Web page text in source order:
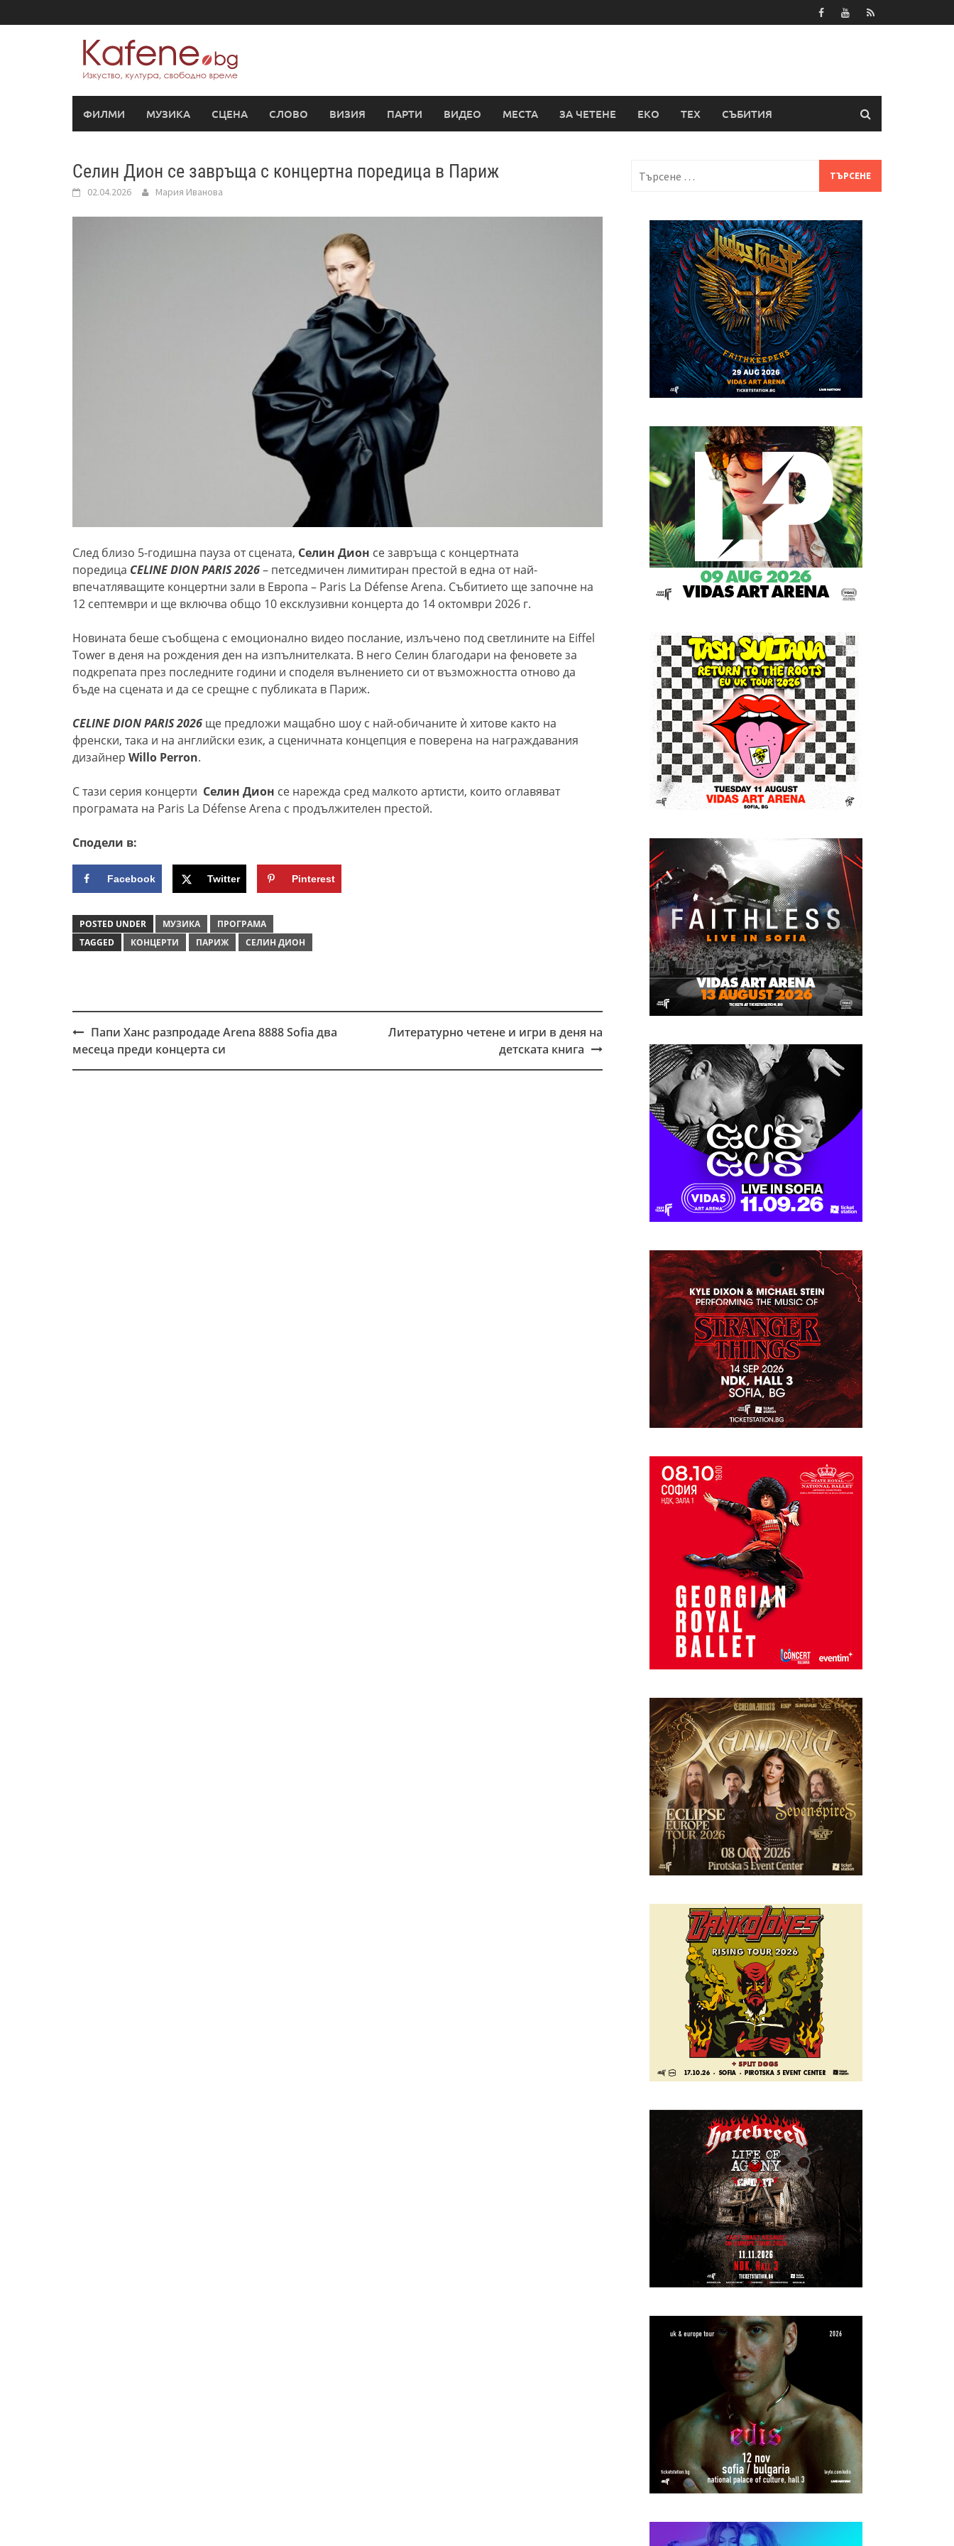
to
ФИЛМИ МУЗИКА СЦЕНА СЛОВО ВИЗИЯ ПАРТИ ВИДЕО МЕСТА ЗА ЧЕТЕНЕ ЕКО ТЕХ СЪБИТИЯ
Селин Дион се завръща с концертна поредица в Париж
02.04.2026 Мария Иванова
След близо 5-годишна пауза от сцената, Селин Дион се завръща с концертната
поредица CELINE DION PARIS 2026– петседмичен лимитиран престой в една от най-
впечатляващите концертни зали в Европа – Paris La Défense Arena. Събитието ще започне на
12 септември и ще включва общо 10 ексклузивни концерта до 14 октомври 2026 г.
Новината беше съобщена с емоционално видео послание, излъчено под светлините на Eiffel
Tower в деня на рождения ден на изпълнителката. В него Селин благодари на феновете за
подкрепата през последните години и споделя вълнението си от възможността отново да
бъде на сцената и да се срещне с публиката в Париж.
CELINE DION PARIS 2026 ще предложи мащабно шоу с най-обичаните ѝ хитове както на
френски, така и на английски език, а сценичната концепция е поверена на награждавания
дизайнер Willo Perron.
С тази серия концерти Селин Дион се нарежда сред малкото артисти, които оглавяват
програмата на Paris La Défense Arena с продължителен престой.
Сподели в:
Facebook Twitter Pinterest
POSTED UNDER МУЗИКА
ПРОГРАМА
TAGGED
КОНЦЕРТИ ПАРИЖ СЕЛИН ДИОН
Post
navigation
Папи Ханс разпродаде Arena 8888 Sofia два
месеца преди концерта си
Литературно четене и игри в деня на
детската книга
за: